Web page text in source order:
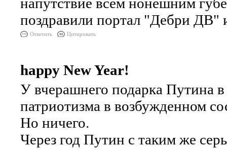
поздравили портал "Дебри ДВ"
Ответить Цитировать
happy New Year!
У вчерашнего подарка Путина в
патриотизма в возбужденном
Но ничего.
Через год Путин с таким же